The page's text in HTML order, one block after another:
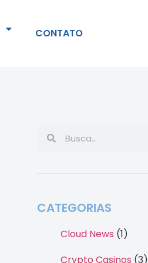
CONTATO
CATEGORIAS
Cloud News (1)
Crypto Casinos (3)